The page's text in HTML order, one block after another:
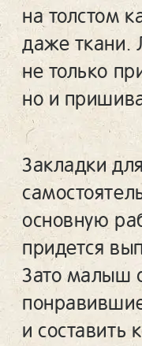
на толстом
даже ткани.
не только
но и
Закладки
основную
придется
Зато малыш
и составить